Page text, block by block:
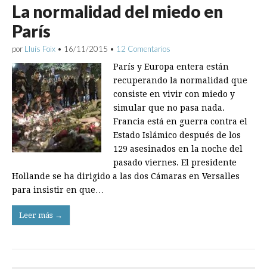
La normalidad del miedo en
París
por Lluís Foix • 16/11/2015 • 12 Comentarios
París y Europa entera están
recuperando la normalidad que
consiste en vivir con miedo y
simular que no pasa nada.
Francia está en guerra contra el
Estado Islámico después de los
129 asesinados en la noche del
pasado viernes. El presidente
Hollande se ha dirigido a las dos Cámaras en Versalles
para insistir en que…
Leer más →